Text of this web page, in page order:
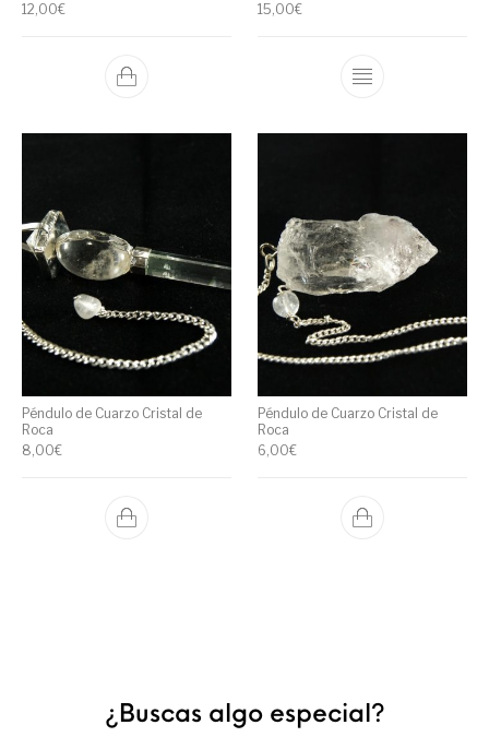
12,00€
15,00€
Péndulo de Cuarzo Cristal de
Roca
8,00€
Péndulo de Cuarzo Cristal de
Roca
6,00€
¿Buscas algo especial?